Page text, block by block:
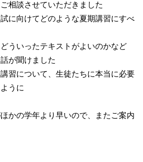
相談させていただきました
に向けてどのような夏期講習にすべ
ういったテキストがよいのかなど
が聞けました
習について、生徒たちに本当に必要
うに
かの学年より早いので、またご案内